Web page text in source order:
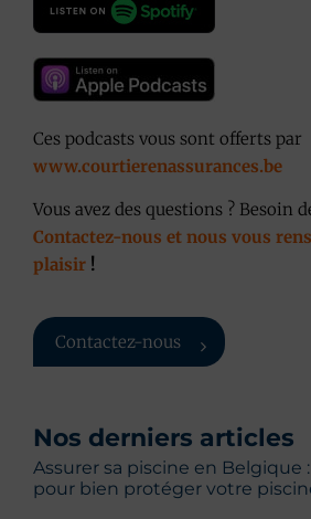
Ces podcasts vous sont offerts par
www.courtierenassurances.be
Vous avez des questions ? Besoin
Contactez-nous et nous vous
plaisir !
Contactez-nous
Nos derniers articles
Assurer sa piscine en
pour bien protéger votre